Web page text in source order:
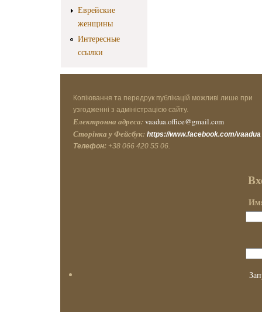
Еврейские
женщины
Интересные
ссылки
Копіювання та передрук публікацій можливі лише при
узгодженні з адміністрацією сайту.
Електронна адреса: vaadua.office@gmail.com
Сторінка у Фейсбук: https://www.facebook.com/vaadua
Телефон: +38 066 420 55 06.